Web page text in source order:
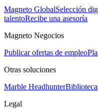
Magneto GlobalSelección
talentoRecibe una asesoría
Magneto Negocios
Publicar ofertas de empleo
Otras soluciones
Marble Headhunter
Legal